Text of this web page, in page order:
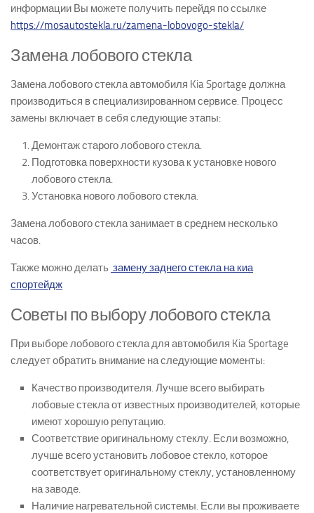
информации Вы можете получить перейдя по ссылке
https://mosautostekla.ru/zamena-lobovogo-stekla/
Замена лобового стекла
Замена лобового стекла автомобиля Kia Sportage должна
производиться в специализированном сервисе. Процесс
замены включает в себя следующие этапы:
Демонтаж старого лобового стекла.
Подготовка поверхности кузова к установке нового
лобового стекла.
Установка нового лобового стекла.
Замена лобового стекла занимает в среднем несколько
часов.
Также можно делать замену заднего стекла на киа
спортейдж
Советы по выбору лобового стекла
При выборе лобового стекла для автомобиля Kia Sportage
следует обратить внимание на следующие моменты:
Качество производителя. Лучше всего выбирать
лобовые стекла от известных производителей, которые
имеют хорошую репутацию.
Соответствие оригинальному стеклу. Если возможно,
лучше всего установить лобовое стекло, которое
соответствует оригинальному стеклу, установленному
на заводе.
Наличие нагревательной системы. Если вы проживаете